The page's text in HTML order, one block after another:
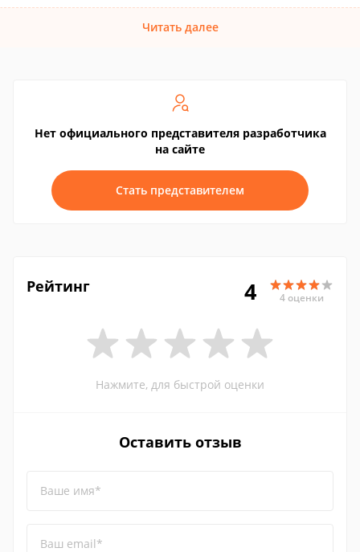
Читать далее
Нет официального представителя разработчика
на сайте
Стать представителем
Рейтинг 4 4 оценки
Нажмите, для быстрой оценки
Оставить отзыв
Ваше имя*
Ваш email*